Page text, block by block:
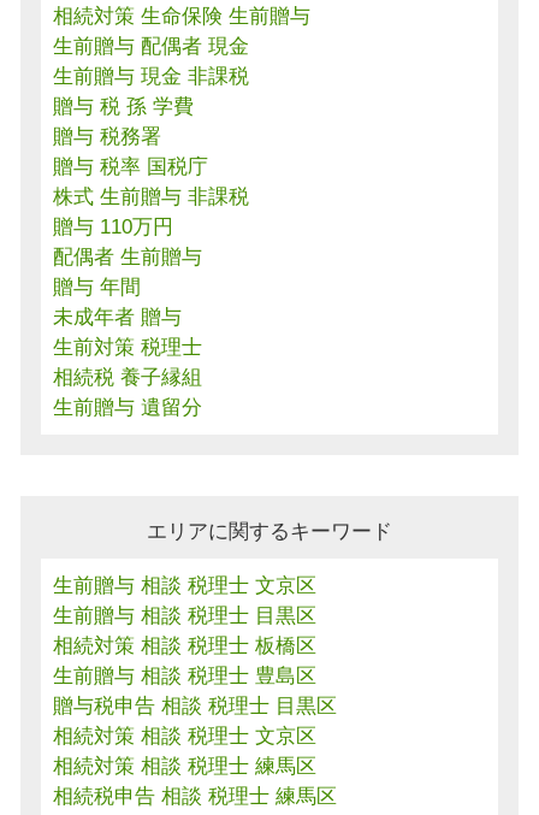
相続対策 生命保険 生前贈与
生前贈与 配偶者 現金
生前贈与 現金 非課税
贈与 税 孫 学費
贈与 税務署
贈与 税率 国税庁
株式 生前贈与 非課税
贈与 110万円
配偶者 生前贈与
贈与 年間
未成年者 贈与
生前対策 税理士
相続税 養子縁組
生前贈与 遺留分
エリアに関するキーワード
生前贈与 相談 税理士 文京区
生前贈与 相談 税理士 目黒区
相続対策 相談 税理士 板橋区
生前贈与 相談 税理士 豊島区
贈与税申告 相談 税理士 目黒区
相続対策 相談 税理士 文京区
相続対策 相談 税理士 練馬区
相続税申告 相談 税理士 練馬区